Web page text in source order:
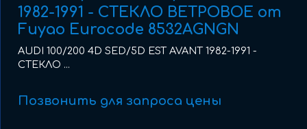
1982-1991 - СТЕКЛО ВЕТРОВОЕ от
Fuyao Eurocode 8532AGNGN
AUDI 100/200 4D SED/5D EST AVANT 1982-1991 -
СТЕКЛО ...
Позвонить для запроса цены